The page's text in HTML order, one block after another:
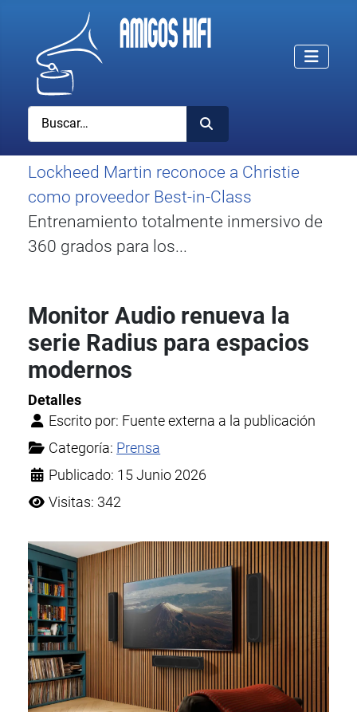
Buscar
Lockheed Martin reconoce a Christie
como proveedor Best-in-Class
Entrenamiento totalmente inmersivo de
360 grados para los...
Monitor Audio renueva la
serie Radius para espacios
modernos
Detalles
Escrito por: Fuente externa a la publicación
Categoría: Prensa
Publicado: 15 Junio 2026
Visitas: 342